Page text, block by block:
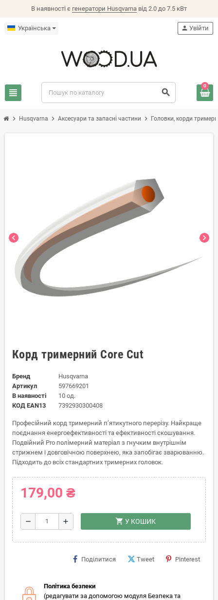
В наявності є генератори Husqvarna від 2.0 до 7.5 кВт
Українська
view_headline search
person Увійти
0
chevron_right Husqvarna chevron_right Аксесуари та запасні частини chevron_right Головки, корди
chevron_left chevron_right
Корд тримерний Core Cut
Бренд
Husqvarna
Артикул
597669201
В наявності
10 од.
КОД EAN13
7392930300408
Професійний корд тримерний п’ятикутного перерізу. Найкраще
поєднання енергоефективності та ефективності скошування.
Подвійний Pro полімерний матеріал з гнучким внутрішнім
стрижнем і довговічною поверхнею, яка запобігає зварюванню.
Підходить до всіх стандартних тримерних головок.
179,00 ₴
remove add shopping_cart У КОШИК
Поділитися Tweet Pinterest
Політика безпеки
(редагувати за допомогою модуля Безпека та